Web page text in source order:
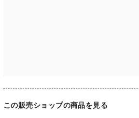
この販売ショップの商品を見る